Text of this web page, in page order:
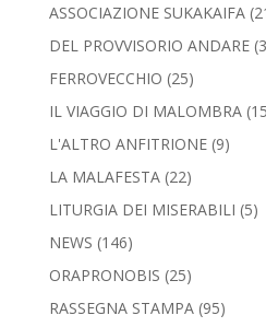
ASSOCIAZIONE SUKAKAIFA
DEL PROVVISORIO ANDARE
FERROVECCHIO (25)
IL VIAGGIO DI MALOMBRA
L'ALTRO ANFITRIONE(9)
LA MALAFESTA(22)
LITURGIA DEI MISERABILI (5)
NEWS (146)
ORAPRONOBIS (25)
RASSEGNA STAMPA(95)